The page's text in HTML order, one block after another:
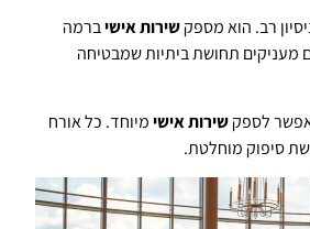
רב. הוא מספקשירות אישיברמה
מעניקים תחושת ביתיות שמבטיחה
לספקשירות אישימיוחד. כל אורח
סיפוק מוחלטת.